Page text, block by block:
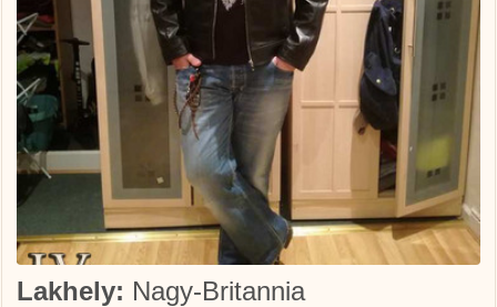
Lakhely: Nagy-Britannia